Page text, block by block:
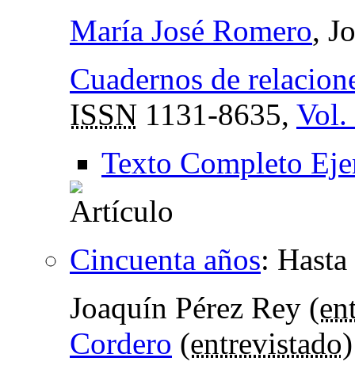
María José Romero,
Cuadernos de
ISSN 1131-8635, Vol.
Texto Completo
Cincuenta años:
Joaquín Pérez Rey (
Cordero (entrevistado)